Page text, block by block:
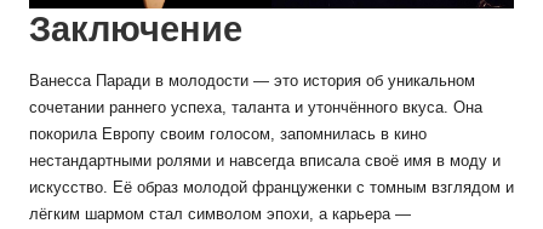
Заключение
Ванесса Паради в молодости — это история об уникальном
сочетании раннего успеха, таланта и утончённого вкуса. Она
покорила Европу своим голосом, запомнилась в кино
нестандартными ролями и навсегда вписала своё имя в моду и
искусство. Её образ молодой француженки с томным взглядом и
лёгким шармом стал символом эпохи, а карьера —